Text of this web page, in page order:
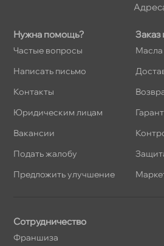
Нужна помощь?
Частые вопросы
Написать письмо
Контакты
Юридическим лицам
акансии
Подать жалобу
Предложить улучшение
Заказ
Сотрудничество
Франшиза